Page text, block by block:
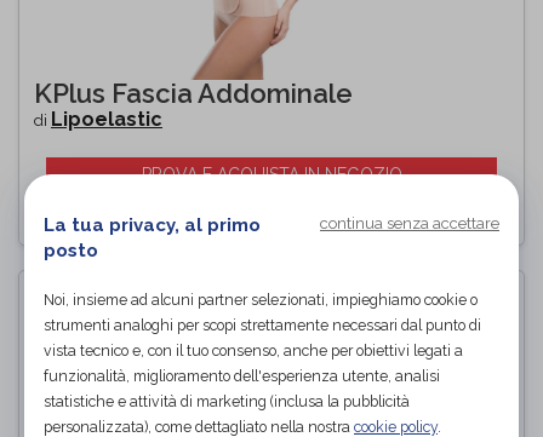
KPlus Fascia Addominale
di Lipoelastic
PROVA E ACQUISTA IN NEGOZIO
La tua privacy, al primo
posto
continua senza accettare
Noi, insieme ad alcuni partner selezionati, impieghiamo cookie o
strumenti analoghi per scopi strettamente necessari dal punto di
vista tecnico e, con il tuo consenso, anche per obiettivi legati a
funzionalità, miglioramento dell'esperienza utente, analisi
statistiche e attività di marketing (inclusa la pubblicità
personalizzata), come dettagliato nella nostra cookie policy.